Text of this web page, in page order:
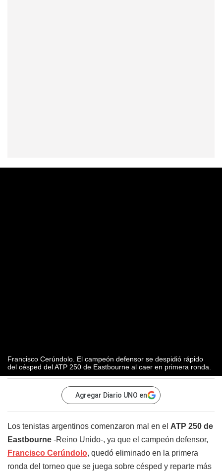
Francisco Cerúndolo. El campeón defensor se despidió rápido
del césped del ATP 250 de Eastbourne al caer en primera ronda.
Agregar Diario UNO en
Los tenistas argentinos comenzaron mal en el ATP 250 de
Eastbourne -Reino Unido-, ya que el campeón defensor,
Francisco Cerúndolo, quedó eliminado en la primera
ronda del torneo que se juega sobre césped y reparte más